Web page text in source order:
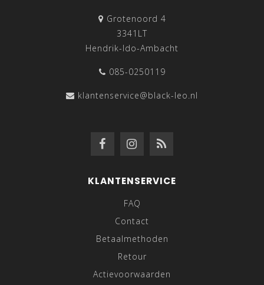
Grotenoord 4
3341LT
Hendrik-Ido-Ambacht
085-0250119
klantenservice@black-leo.nl
KLANTENSERVICE
FAQ
Contact
Betaalmethoden
Retour
Actievoorwaarden